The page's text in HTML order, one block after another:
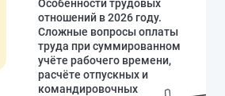
Особенности трудовых
отношений в 2026 году.
Сложные вопросы оплаты
труда при суммированном
учёте рабочего времени,
расчёте отпускных и
командировочных